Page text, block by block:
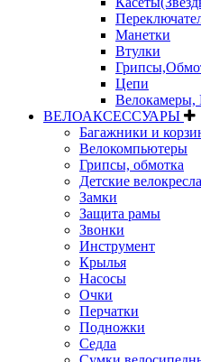
Манетки
Втулки
Цепи
ВЕЛОАКСЕССУАРЫ
Багажники и
Велокомпьютеры
Грипсы, обмотка
Детские велокресла
Замки
Защита рамы
Звонки
Инструмент
Крылья
Насосы
Очки
Перчатки
Подножки
Седла